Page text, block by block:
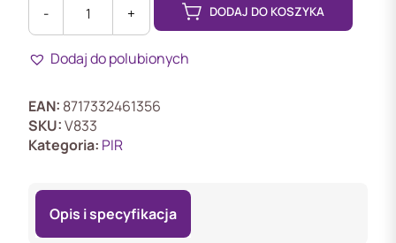
-
ISC-
BPR2-
Czujka
ruchu
PIR,
Grade
+ DODAJ DO KOSZYKA
Dodaj do polubionych
EAN: 8717332461356
SKU:V833
Kategoria: PIR
Opis i specyfikacja